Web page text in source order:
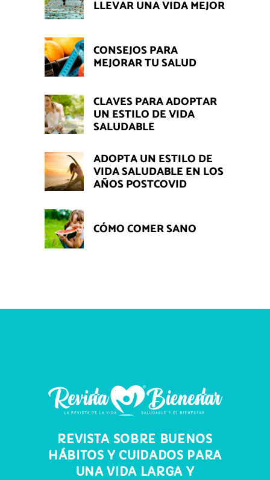
LLEVAR UNA VIDA MEJOR
CONSEJOS PARA
MEJORAR TU SALUD
CLAVES PARA ADOPTAR
UN ESTILO DE VIDA
SALUDABLE
ADOPTA UN ESTILO DE
VIDA SALUDABLE EN LOS
AÑOS POSTCOVID
CÓMO COMER SANO
REVISTA SOBRE BUENOS
HÁBITOS Y CUIDADOS PARA
UNA VIDA LARGA Y